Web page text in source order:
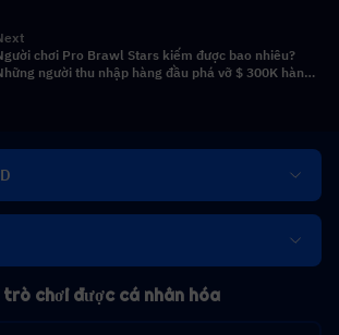
chơi Pro Brawl Stars kiếm được bao nhiêu?
người thu nhập hàng đầu phá vỡ $ 300K hàng
trò chơi được cá nhân hóa